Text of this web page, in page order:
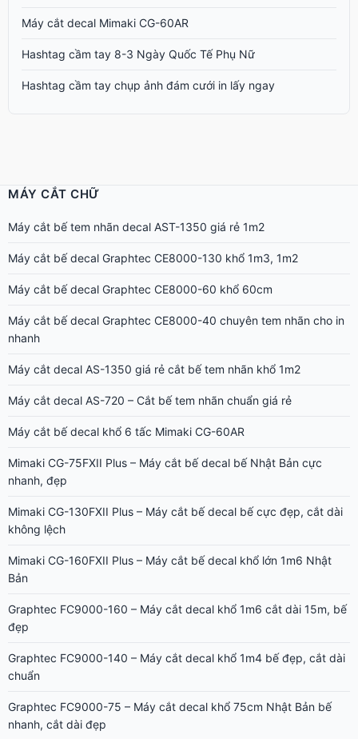
Máy cắt decal Mimaki CG-60AR
Hashtag cầm tay 8-3 Ngày Quốc Tế Phụ Nữ
Hashtag cầm tay chụp ảnh đám cưới in lấy ngay
MÁY CẮT CHỮ
Máy cắt bế tem nhãn decal AST-1350 giá rẻ 1m2
Máy cắt bế decal Graphtec CE8000-130 khổ 1m3, 1m2
Máy cắt bế decal Graphtec CE8000-60 khổ 60cm
Máy cắt bế decal Graphtec CE8000-40 chuyên tem nhãn cho in
nhanh
Máy cắt decal AS-1350 giá rẻ cắt bế tem nhãn khổ 1m2
Máy cắt decal AS-720 – Cắt bế tem nhãn chuẩn giá rẻ
Máy cắt bế decal khổ 6 tấc Mimaki CG-60AR
Mimaki CG-75FXII Plus – Máy cắt bế decal bế Nhật Bản cực
nhanh, đẹp
Mimaki CG-130FXII Plus – Máy cắt bế decal bế cực đẹp, cắt dài
không lệch
Mimaki CG-160FXII Plus – Máy cắt bế decal khổ lớn 1m6 Nhật
Bản
Graphtec FC9000-160 – Máy cắt decal khổ 1m6 cắt dài 15m, bế
đẹp
Graphtec FC9000-140 – Máy cắt decal khổ 1m4 bế đẹp, cắt dài
chuẩn
Graphtec FC9000-75 – Máy cắt decal khổ 75cm Nhật Bản bế
nhanh, cắt dài đẹp